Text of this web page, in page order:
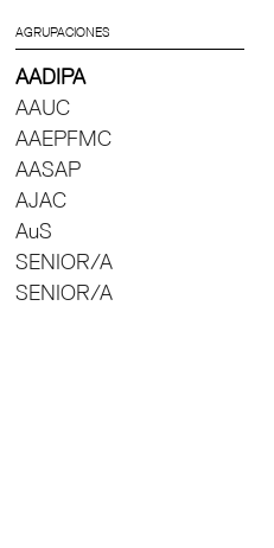
AGRUPACIONES
AADIPA
AAUC
AAEPFMC
AASAP
AJAC
AuS
SENIOR/A
SENIOR/A